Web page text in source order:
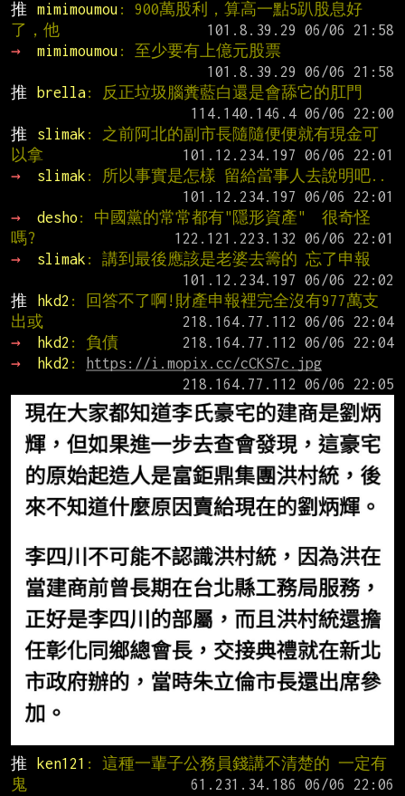
推
mimimoumou : 900萬股利，算高一點5趴股息好
了，他
→
mimimoumou : 至少要有上億元股票
推
brella: 反正垃圾腦糞藍白還是會舔它的肛門
推
slimak : 之前阿北的副市長隨隨便便就有現金可
以拿
→
slimak : 所以事實是怎樣 留給當事人去說明吧..
→
desho : 中國黨的常常都有"隱形資產"  很奇怪
嗎?
→
slimak : 講到最後應該是老婆去籌的 忘了申報
推
hkd2 : 回答不了啊!財產申報裡完全沒有977萬支
出或
→
hkd2 : 負債
→
hkd2 :
https://i.mopix.cc/cCKS7c.jpg
推 ken121 : 這種一輩子公務員錢講不清楚的 一定有
鬼